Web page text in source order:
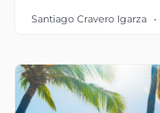
Santiago Cravero Igarza